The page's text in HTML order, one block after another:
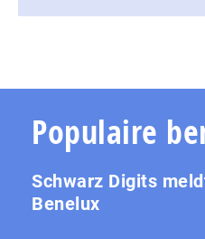
Populaire
Schwarz Digits
Benelux